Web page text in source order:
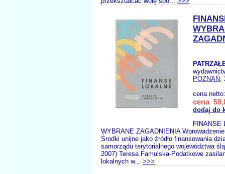
POZNAŃ,
cena
cena
dodaj do
FINANSE
WYBRANE ZAGADNIENIA
Środki unijne jako źródło finansowania
samorządu terytorialnego województwa
2007) Teresa Famulska-Podatkowe
lokalnych w... >>>